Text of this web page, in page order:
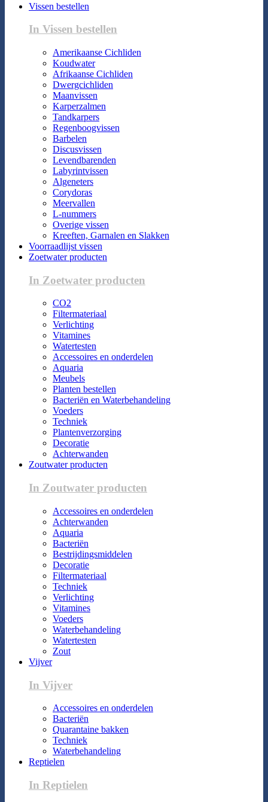
Vissen bestellen
In Vissen bestellen
Amerikaanse Cichliden
Koudwater
Afrikaanse Cichliden
Dwergcichliden
Maanvissen
Karperzalmen
Tandkarpers
Regenboogvissen
Barbelen
Discusvissen
Levendbarenden
Labyrintvissen
Algeneters
Corydoras
Meervallen
L-nummers
Overige vissen
Kreeften, Garnalen en Slakken
Voorraadlijst vissen
Zoetwater producten
In Zoetwater producten
CO2
Filtermateriaal
Verlichting
Vitamines
Watertesten
Accessoires en onderdelen
Aquaria
Meubels
Planten bestellen
Bacteriën en Waterbehandeling
Voeders
Techniek
Plantenverzorging
Decoratie
Achterwanden
Zoutwater producten
In Zoutwater producten
Accessoires en onderdelen
Achterwanden
Aquaria
Bacteriën
Bestrijdingsmiddelen
Decoratie
Filtermateriaal
Techniek
Verlichting
Vitamines
Voeders
Waterbehandeling
Watertesten
Zout
Vijver
In Vijver
Accessoires en onderdelen
Bacteriën
Quarantaine bakken
Techniek
Waterbehandeling
Reptielen
In Reptielen